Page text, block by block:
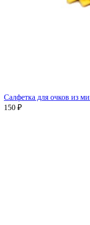
Салфетка для очков из
150 ₽